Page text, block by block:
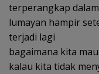
terperangkap
lumayan hampir
terjadi lagi
bagaimana kita
kalau kita tidak